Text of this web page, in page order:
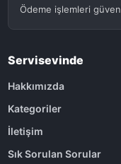
Ödeme işlemleri
Servisevinde
Hakkımızda
Kategoriler
İletişim
Sık Sorulan Sorular